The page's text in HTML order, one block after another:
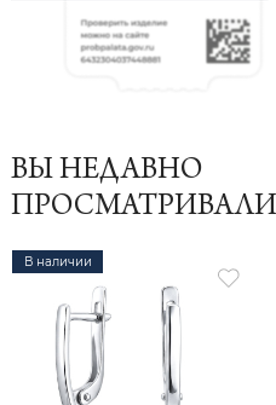
ВЫ НЕДАВНО
ПРОСМАТРИВАЛИ
В наличии